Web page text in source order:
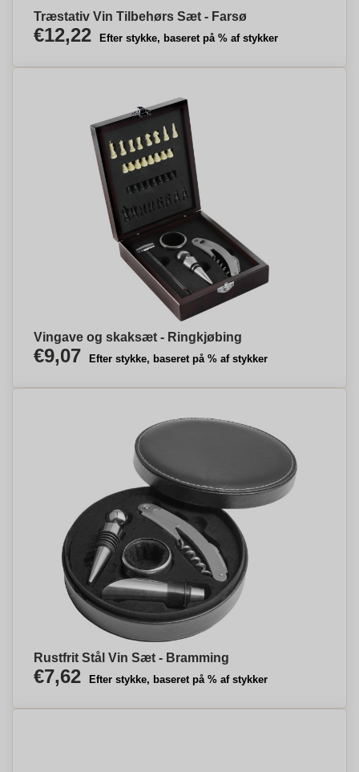
Træstativ Vin Tilbehørs Sæt - Farsø
€12,22 Efter stykke, baseret på % af stykker
Vingave og skaksæt - Ringkjøbing
€9,07 Efter stykke, baseret på % af stykker
Rustfrit Stål Vin Sæt - Bramming
€7,62 Efter stykke, baseret på % af stykker